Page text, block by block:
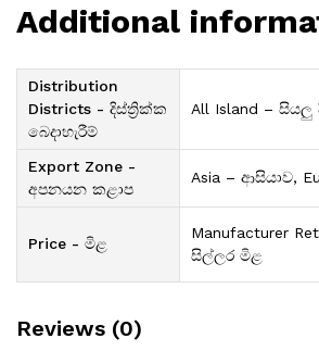
Additional
Distribution
Districts - දිස්ත්‍රික්ක
බෙදාහැරීම්
All Island – සියලු
Export Zone -
අපනයන කළාප
Asia – ආසියාව,
Price - මිළ
Manufacturer
සිල්ලර මිළ
Reviews (0)